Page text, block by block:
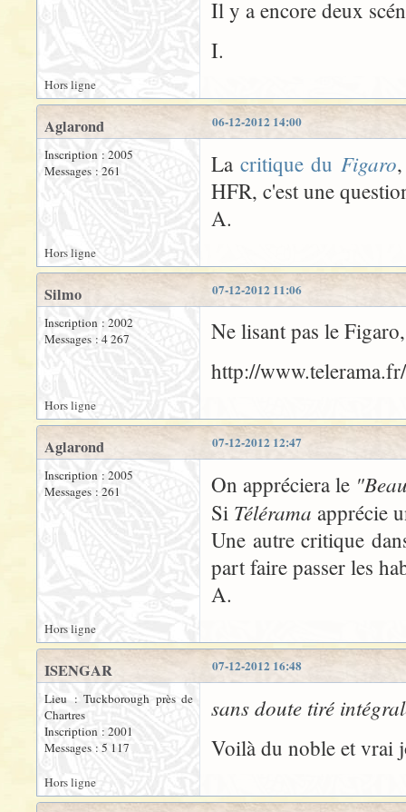
Il y a encore deux
I.
Hors ligne
06-12-2012 14:00
Aglarond
Inscription : 2005
Messages : 261
Lacritique du Figaro
HFR, c'est une
A.
Hors ligne
07-12-2012 11:06
Silmo
Inscription : 2002
Messages : 4 267
Ne lisant pas le
http://
Hors ligne
07-12-2012 12:47
Aglarond
Inscription : 2005
Messages : 261
On appréciera le
Si Télérama apprécie
Une autre critique
part faire passer les
A.
Hors ligne
07-12-2012 16:48
ISENGAR
Lieu : Tuckborough près de
Chartres
Inscription : 2001
Messages : 5 117
sans doute tiré
Voilà du noble et vrai
Hors ligne